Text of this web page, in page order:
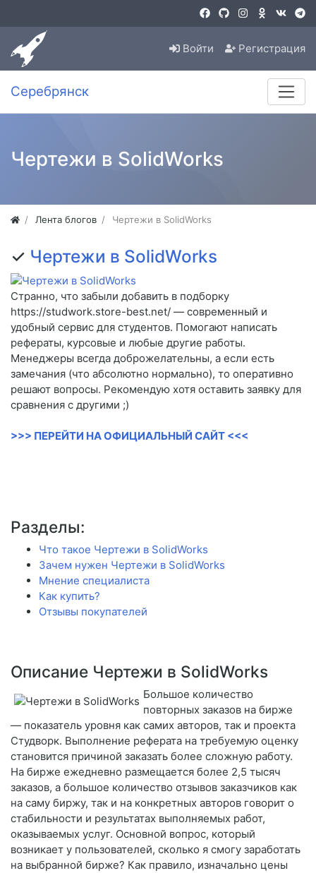
Войти Регистрация
Серебрянск
Чертежи в SolidWorks
Лента блогов Чертежи в SolidWorks
✓ Чертежи в SolidWorks
Странно, что забыли добавить в подборку
https://studwork.store-best.net/ — современный и
удобный сервис для студентов. Помогают написать
рефераты, курсовые и любые другие работы.
Менеджеры всегда доброжелательны, а если есть
замечания (что абсолютно нормально), то оперативно
решают вопросы. Рекомендую хотя оставить заявку для
сравнения с другими ;)
>>> ПЕРЕЙТИ НА ОФИЦИАЛЬНЫЙ САЙТ <<<
Разделы:
Что такое Чертежи в SolidWorks
Зачем нужен Чертежи в SolidWorks
Мнение специалиста
Как купить?
Отзывы покупателей
Описание Чертежи в SolidWorks
Большое количество
повторных заказов на бирже
— показатель уровня как самих авторов, так и проекта
Студворк. Выполнение реферата на требуемую оценку
становится причиной заказать более сложную работу.
На бирже ежедневно размещается более 2,5 тысяч
заказов, а большое количество отзывов заказчиков как
на саму биржу, так и на конкретных авторов говорит о
стабильности и результатах выполняемых работ,
оказываемых услуг. Основной вопрос, который
возникает у пользователей, сколько я смогу заработать
на выбранной бирже? Как правило, изначально цены